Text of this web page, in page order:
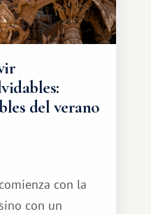
del verano
con la
con un